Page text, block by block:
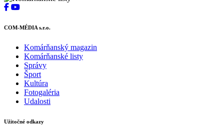
COM-MÉDIA s.r.o.
Komárňanský magazin
Komárňanské listy
Správy
Šport
Kultúra
Fotogaléria
Udalosti
Užitočné odkazy